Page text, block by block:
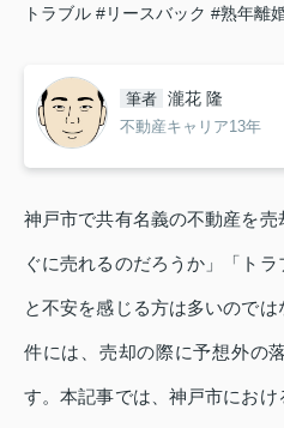
トラブル #リースバック #熟年離
筆者 瀧花 隆
不動産キャリア13年
神戸市で共有名義の不動産を
ぐに売れるのだろうか」「トラ
と不安を感じる方は多いので
件には、売却の際に予想外の
す。本記事では、神戸市にお